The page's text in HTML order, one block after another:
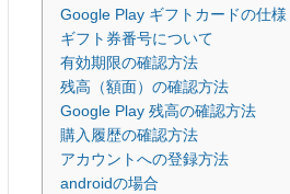
Google Play ギフトカードの仕様
ギフト券番号について
有効期限の確認方法
残高（額面）の確認方法
Google Play 残高の確認方法
購入履歴の確認方法
アカウントへの登録方法
androidの場合